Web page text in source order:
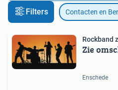
Filters Contacten en
Rockband
Zie
Enschede